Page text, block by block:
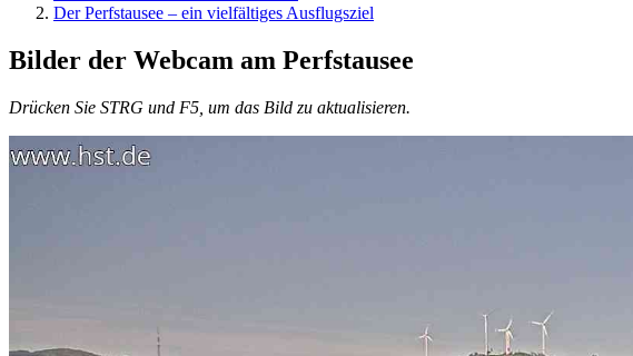
Der Perfstausee – ein vielfältiges Ausflugsziel
Bilder der Webcam am Perfstausee
Drücken Sie STRG und F5, um das Bild zu aktualisieren.